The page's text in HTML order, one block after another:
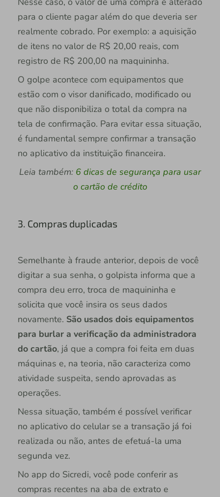
para o cliente pagar além do que deveria ser
realmente cobrado. Por exemplo: a aquisição
de itens no valor de R$ 20,00 reais, com
registro de R$ 200,00 na maquininha.
O golpe acontece com equipamentos que
estão com o visor danificado, modificado ou
que não disponibiliza o total da compra na
tela de confirmação. Para evitar essa situação,
é fundamental sempre confirmar a transação
no aplicativo da instituição financeira.
Leia também: 6 dicas de segurança para usar
o cartão de crédito
3. Compras duplicadas
Semelhante à fraude anterior, depois de você
digitar a sua senha, o golpista informa que a
compra deu erro, troca de maquininha e
solicita que você insira os seus dados
novamente. São usados dois equipamentos
para burlar a verificação da administradora
do cartão, já que a compra foi feita em duas
máquinas e, na teoria, não caracteriza como
atividade suspeita, sendo aprovadas as
operações.
Nessa situação, também é possível verificar
no aplicativo do celular se a transação já foi
realizada ou não, antes de efetuá-la uma
segunda vez.
No app do Sicredi, você pode conferir as
compras recentes na aba de extrato e